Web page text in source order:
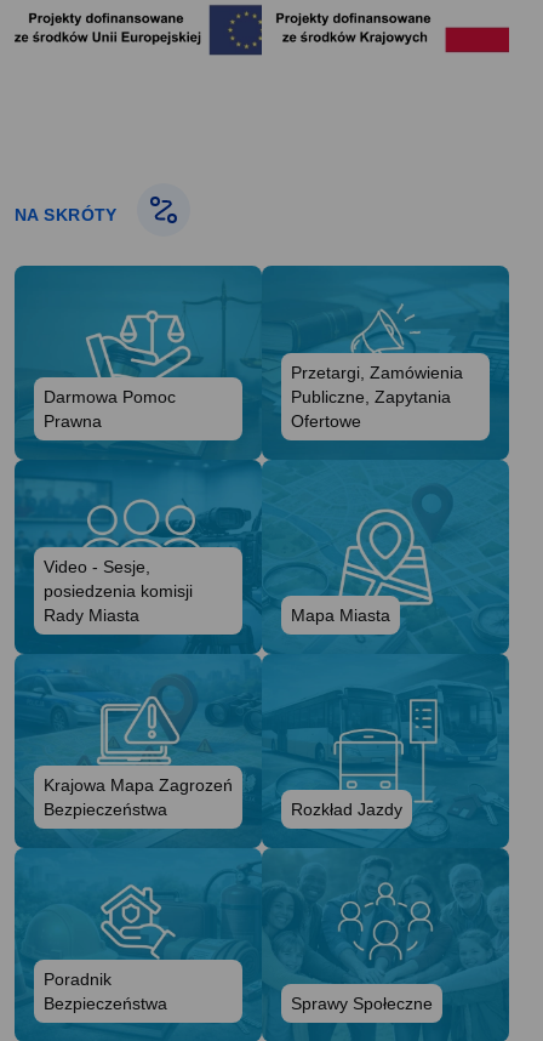
NA SKRÓTY
Darmowa Pomoc
Prawna
Przetargi, Zamówienia
Publiczne, Zapytania
Ofertowe
Video - Sesje,
posiedzenia komisji
Rady Miasta
Mapa Miasta
Krajowa Mapa Zagrozeń
Bezpieczeństwa
Rozkład Jazdy
Poradnik
Bezpieczeństwa
Sprawy Społeczne